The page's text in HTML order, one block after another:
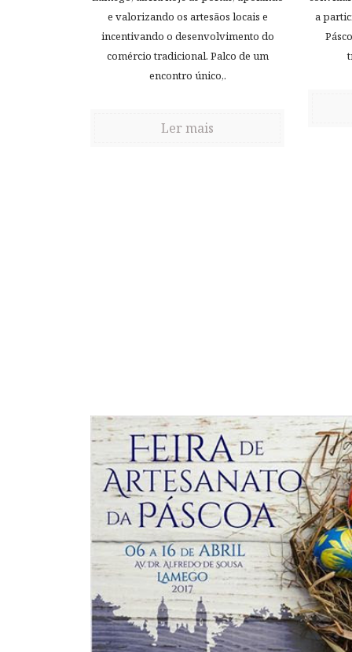
e valorizando os artesãos locais e
incentivando o desenvolvimento do
comércio tradicional. Palco de um
encontro único,.
Ler mais
a